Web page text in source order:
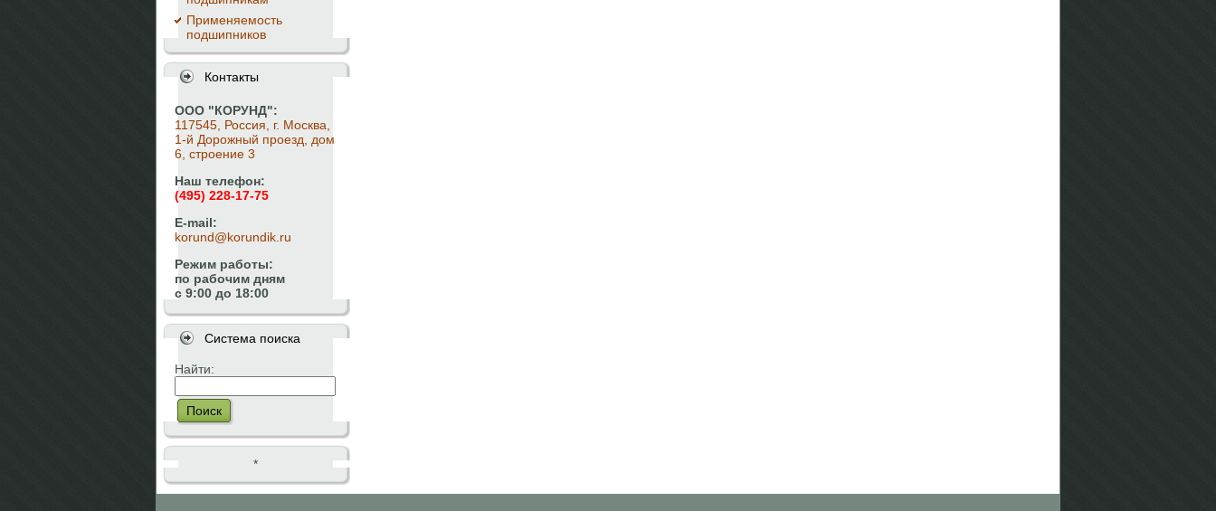
Применяемость
подшипников
Контакты
ООО "КОРУНД":
117545, Россия, г. Москва,
1-й Дорожный проезд, дом
6, строение 3
Наш телефон:
(495) 228-17-75
E-mail:
korund@korundik.ru
Режим работы:
по рабочим дням
с 9:00 до 18:00
Система поиска
Найти:
Поиск
*